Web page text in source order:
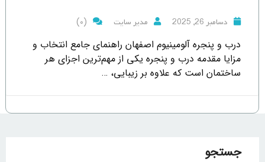
دسامبر 26, 2025 مدیر سایت (0)
درب و پنجره آلومینیوم اصفهان راهنمای جامع انتخاب و
مزایا مقدمه درب و پنجره یکی از مهم‌ترین اجزای هر
ساختمان است که علاوه بر زیبایی، …
جستجو